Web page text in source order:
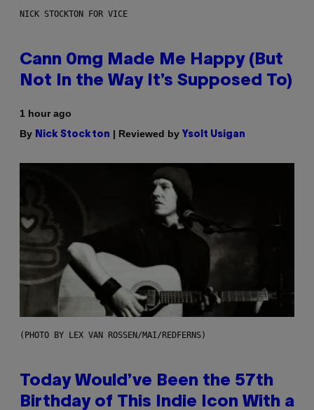
NICK STOCKTON FOR VICE
Cann 0mg Made Me Happy (But
Not In the Way It’s Supposed To)
1 hour ago
By Nick Stockton | Reviewed by Ysolt Usigan
(PHOTO BY LEX VAN ROSSEN/MAI/REDFERNS)
Today Would’ve Been the 57th
Birthday of This Indie Icon With a